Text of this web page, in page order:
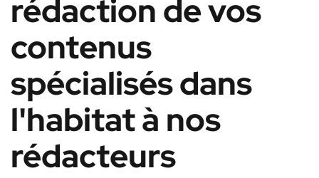
rédaction de vos
contenus
spécialisés dans
l'habitat à nos
rédacteurs